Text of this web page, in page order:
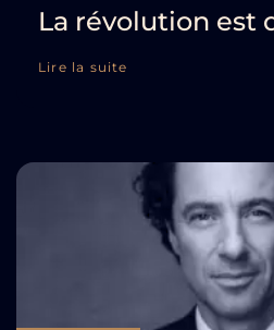
La révolution est
Lire la suite